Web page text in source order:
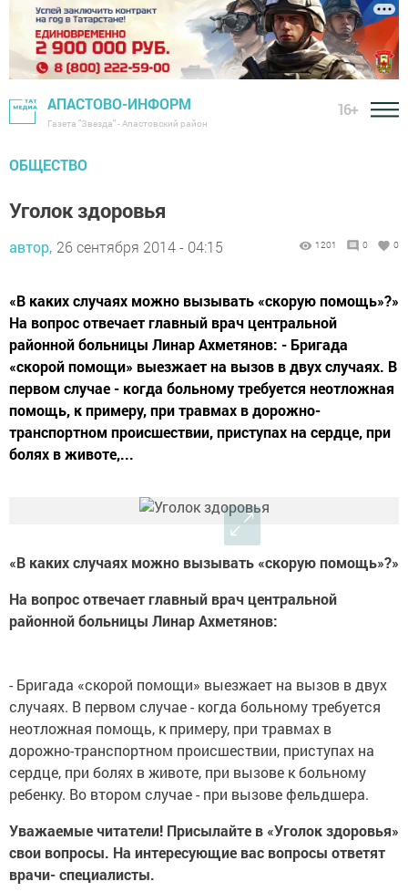
АПАСТОВО-ИНФОРМ
Газета "Звезда" - Апастовский район
16+
ОБЩЕСТВО
Уголок здоровья
автор, 26 сентября 2014 - 04:15 1201 0 0
«В каких случаях можно вызывать «скорую помощь»?»
На вопрос отвечает главный врач центральной
районной больницы Линар Ахметянов: - Бригада
«скорой помощи» выезжает на вызов в двух случаях. В
первом случае - когда больному требуется неотложная
помощь, к примеру, при травмах в дорожно-
транспортном происшествии, приступах на сердце, при
болях в животе,...
«В каких случаях можно вызывать «скорую помощь»?»
На вопрос отвечает главный врач центральной
районной больницы Линар Ахметянов:
- Бригада «скорой помощи» выезжает на вызов в двух
случаях. В первом случае - когда больному требуется
неотложная помощь, к примеру, при травмах в
дорожно-транспортном происшествии, приступах на
сердце, при болях в животе, при вызове к больному
ребенку. Во втором случае - при вызове фельдшера.
Уважаемые читатели! Присылайте в «Уголок здоровья»
свои вопросы. На интересующие вас вопросы ответят
врачи- специалисты.